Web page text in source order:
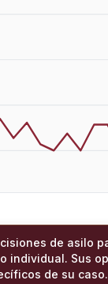
de asilo
individual. Sus
de su caso.